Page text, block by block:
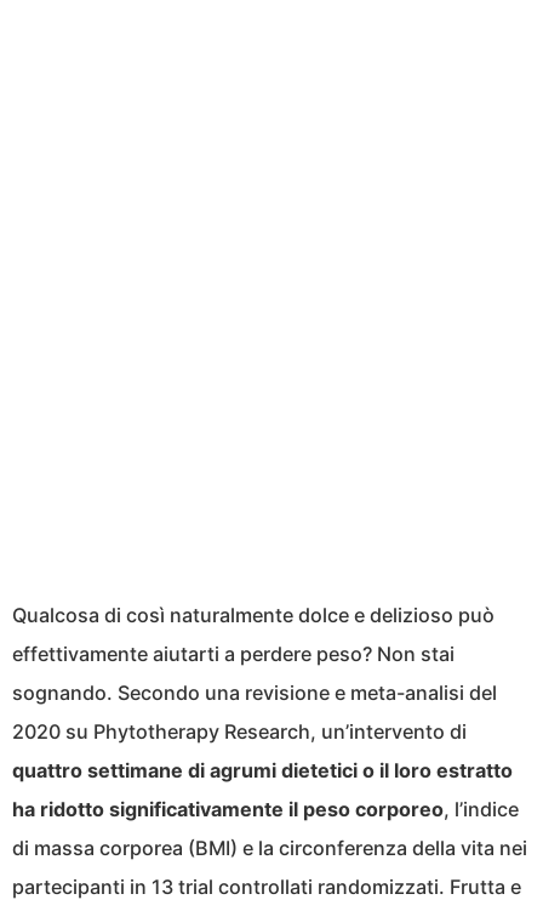
Qualcosa di così naturalmente dolce e delizioso può
effettivamente aiutarti a perdere peso? Non stai
sognando. Secondo una revisione e meta-analisi del
2020 su Phytotherapy Research, un’intervento di
quattro settimane di agrumi dietetici o il loro estratto
ha ridotto significativamente il peso corporeo, l’indice
di massa corporea (BMI) e la circonferenza della vita nei
partecipanti in 13 trial controllati randomizzati. Frutta e